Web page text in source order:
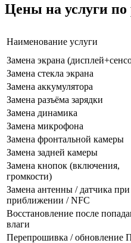
Цены на услуги по
Наименование услуги
Замена экрана
Замена стекла экрана
Замена аккумулятора
Замена разъёма зарядки
Замена динамика
Замена микрофона
Замена фронтальной камеры
Замена задней камеры
Замена кнопок (включения,
громкости)
Замена антенны / датчика при
приближении / NFC
Восстановление после
влаги
Перепрошивка / обновление